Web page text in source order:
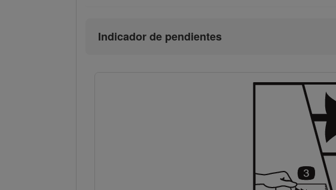
Indicador de pendientes